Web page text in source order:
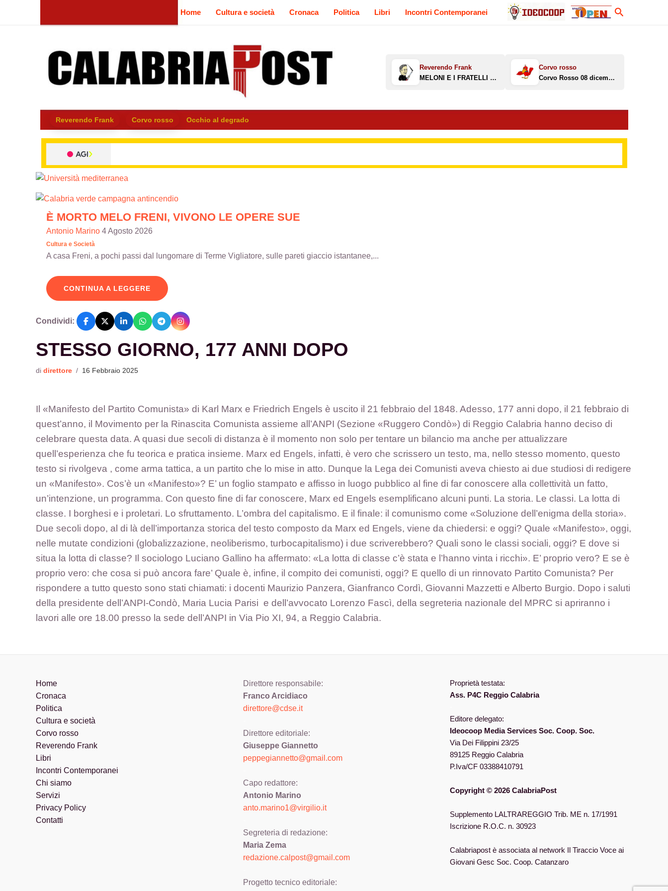
Home Cultura e società Cronaca Politica Libri Incontri Contemporanei Cerca
Reverendo Frank Corvo rosso Occhio al degrado
MELONI E I FRATELLI REGGINI Corvo Rosso 08 dicembre 2025
È MORTO MELO FRENI, VIVONO LE OPERE SUE
Antonio Marino 4 Agosto 2026
Cultura e Società
A casa Freni, a pochi passi dal lungomare di Terme Vigliatore, sulle pareti giaccio istantanee,...
CONTINUA A LEGGERE
Condividi:
STESSO GIORNO, 177 ANNI DOPO
di direttore / 16 Febbraio 2025
Il «Manifesto del Partito Comunista» di Karl Marx e Friedrich Engels è uscito il 21 febbraio del 1848. Adesso, 177 anni dopo, il 21 febbraio di
quest’anno, il Movimento per la Rinascita Comunista assieme all’ANPI (Sezione «Ruggero Condò») di Reggio Calabria hanno deciso di
celebrare questa data. A quasi due secoli di distanza è il momento non solo per tentare un bilancio ma anche per attualizzare
quell’esperienza che fu teorica e pratica insieme. Marx ed Engels, infatti, è vero che scrissero un testo, ma, nello stesso momento, questo
testo si rivolgeva , come arma tattica, a un partito che lo mise in atto. Dunque la Lega dei Comunisti aveva chiesto ai due studiosi di redigere
un «Manifesto». Cos’è un «Manifesto»? E’ un foglio stampato e affisso in luogo pubblico al fine di far conoscere alla collettività un fatto,
un’intenzione, un programma. Con questo fine di far conoscere, Marx ed Engels esemplificano alcuni punti. La storia. Le classi. La lotta di
classe. I borghesi e i proletari. Lo sfruttamento. L’ombra del capitalismo. E il finale: il comunismo come «Soluzione dell’enigma della storia».
Due secoli dopo, al di là dell’importanza storica del testo composto da Marx ed Engels, viene da chiedersi: e oggi? Quale «Manifesto», oggi,
nelle mutate condizioni (globalizzazione, neoliberismo, turbocapitalismo) i due scriverebbero? Quali sono le classi sociali, oggi? E dove si
situa la lotta di classe? Il sociologo Luciano Gallino ha affermato: «La lotta di classe c’è stata e l’hanno vinta i ricchi». E’ proprio vero? E se è
proprio vero: che cosa si può ancora fare’ Quale è, infine, il compito dei comunisti, oggi? E quello di un rinnovato Partito Comunista? Per
rispondere a tutto questo sono stati chiamati: i docenti Maurizio Panzera, Gianfranco Cordì, Giovanni Mazzetti e Alberto Burgio. Dopo i saluti
della presidente dell’ANPI-Condò, Maria Lucia Parisi e dell’avvocato Lorenzo Fascì, della segreteria nazionale del MPRC si apriranno i
lavori alle ore 18.00 presso la sede dell’ANPI in Via Pio XI, 94, a Reggio Calabria.
Home
Cronaca
Politica
Cultura e società
Corvo rosso
Reverendo Frank
Libri
Incontri Contemporanei
Chi siamo
Servizi
Privacy Policy
Contatti
Direttore responsabile:
Franco Arcidiaco
direttore@cdse.it
Direttore editoriale:
Giuseppe Giannetto
peppegiannetto@gmail.com
Capo redattore:
Antonio Marino
anto.marino1@virgilio.it
Segreteria di redazione:
Maria Zema
redazione.calpost@gmail.com
Progetto tecnico editoriale:
Proprietà testata:
Ass. P4C Reggio Calabria
Editore delegato:
Ideocoop Media Services Soc. Coop. Soc.
Via Dei Filippini 23/25
89125 Reggio Calabria
P.Iva/CF 03388410791
Copyright © 2026 CalabriaPost
Supplemento LALTRAREGGIO Trib. ME n. 17/1991
Iscrizione R.O.C. n. 30923
Calabriapost è associata al network Il Tiraccio Voce ai
Giovani Gesc Soc. Coop. Catanzaro